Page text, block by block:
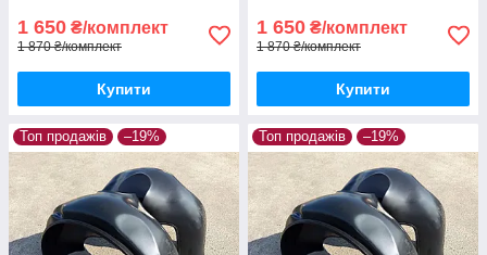
1 650 ₴/комплект
1 870 ₴/комплект
Купити
1 650 ₴/комплект
1 870 ₴/комплект
Купити
Топ продажів –19% Топ продажів –19%